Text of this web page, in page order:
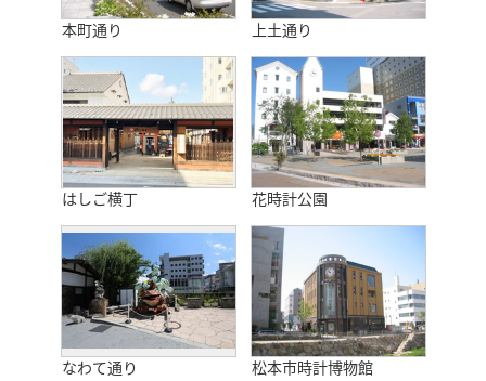
本町通り 上土通り
はしご横丁 花時計公園
なわて通り 松本市時計博物館